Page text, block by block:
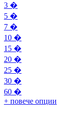
3 �
5 �
7 �
10 �
15 �
20 �
25 �
30 �
60 �
+ повече опции